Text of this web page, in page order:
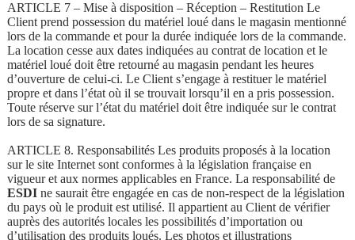
ARTICLE 7 – Mise à disposition – Réception – Restitution Le
Client prend possession du matériel loué dans le magasin mentionné
lors de la commande et pour la durée indiquée lors de la commande.
La location cesse aux dates indiquées au contrat de location et le
matériel loué doit être retourné au magasin pendant les heures
d’ouverture de celui-ci. Le Client s’engage à restituer le matériel
propre et dans l’état où il se trouvait lorsqu’il en a pris possession.
Toute réserve sur l’état du matériel doit être indiquée sur le contrat
lors de sa signature.
ARTICLE 8. Responsabilités Les produits proposés à la location
sur le site Internet sont conformes à la législation française en
vigueur et aux normes applicables en France. La responsabilité de
ESDIne saurait être engagée en cas de non-respect de la législation
du pays où le produit est utilisé. Il appartient au Client de vérifier
auprès des autorités locales les possibilités d’importation ou
d’utilisation des produits loués. Les photos et illustrations